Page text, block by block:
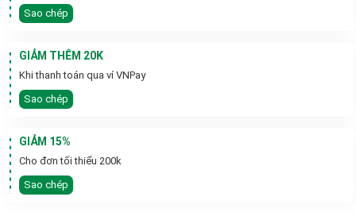
Sao chép
GIẢM THÊM 20K
Khi thanh toán qua ví VNPay
Sao chép
GIẢM 15%
Cho đơn tối thiểu 200k
Sao chép